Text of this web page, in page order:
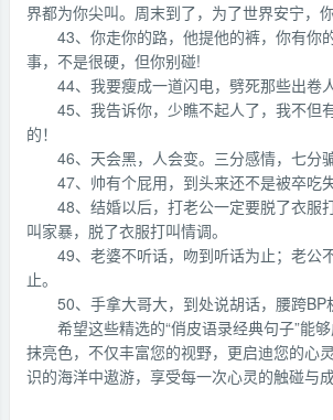
界都为你尖叫。周末到了，为了世界安宁，
43、你走你的路，他提他的裤，你有你
事，不是很硬，但你别碰!
44、我要瘦成一道闪电，劈死那些出卷人
45、我告诉你，少瞧不起人了，我不但
的！
46、天会黑，人会变。三分感情，七分骗
47、帅有个屁用，到头来还不是被卒吃失
48、结婚以后，打老公一定要脱了衣服
叫家暴，脱了衣服打叫情调。
49、老婆不听话，吻到听话为止；老公
止。
50、手拿大哥大，到处说胡话，腰跨BP
希望这些精选的“俏皮语录经典句子”能
抹亮色，不仅丰富您的视野，更启迪您的心
识的海洋中遨游，享受每一次心灵的触碰与成